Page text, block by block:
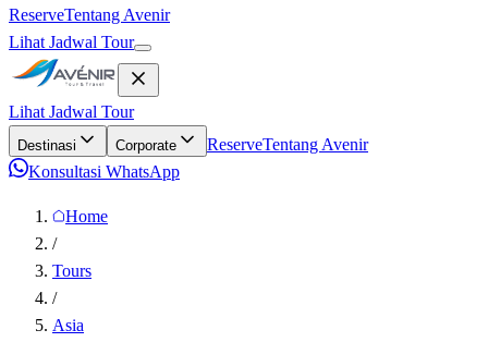
ReserveTentang Avenir
Lihat Jadwal Tour
Lihat Jadwal Tour
Destinasi Corporate ReserveTentang Avenir
Konsultasi WhatsApp
Home
/
Tours
/
Asia